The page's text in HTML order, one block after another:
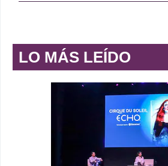
LO MÁS LEÍDO